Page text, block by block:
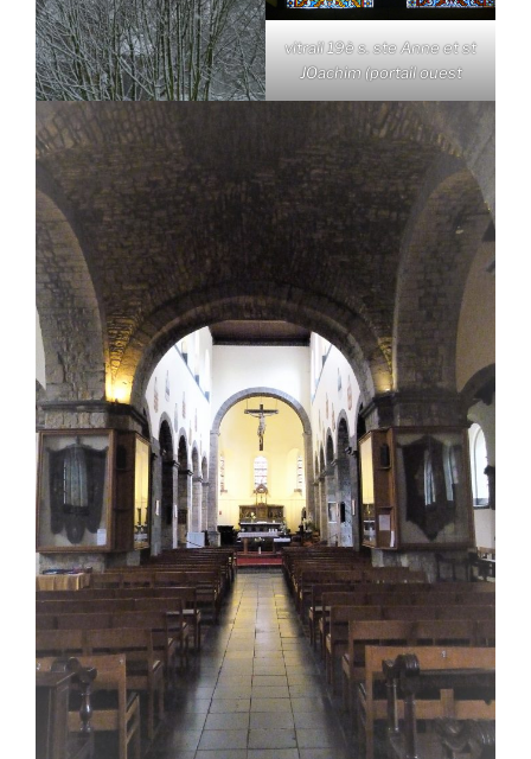
vitrail 19è s. ste Anne et st
JOachim (portail ouest